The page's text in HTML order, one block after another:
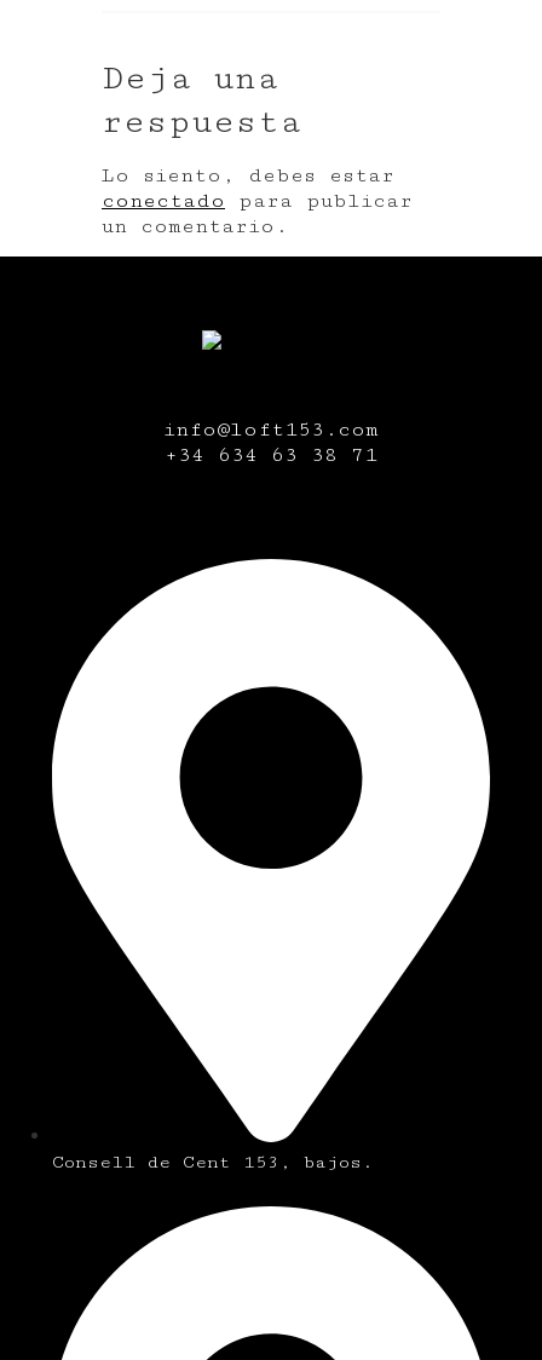
Deja una
respuesta
Lo siento, debes estar
conectado para publicar
un comentario.
info@loft153.com
+34 634 63 38 71
Consell de Cent 153, bajos.